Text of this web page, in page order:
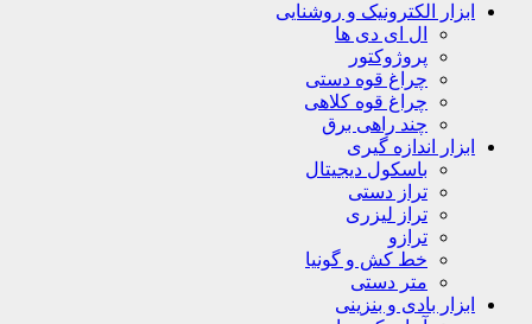
ابزار الکترونیک و روشنایی
ال ای دی ها
پروژوکتور
چراغ قوه دستی
چراغ قوه کلاهی
چند راهی برق
ابزار اندازه گیری
باسکول دیجیتال
تراز دستی
تراز لیزری
ترازو
خط کش و گونیا
متر دستی
ابزار بادی و بنزینی